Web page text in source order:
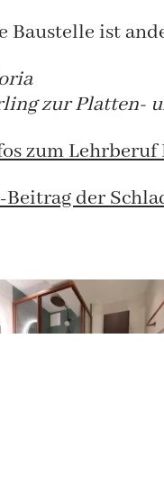
Baustelle ist
zur Platten-
zum Lehrberuf
der